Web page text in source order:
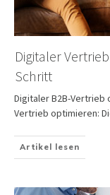
Digitaler
Schritt
Digitaler B2B-Vertrieb
Vertrieb optimieren:
Artikel lesen